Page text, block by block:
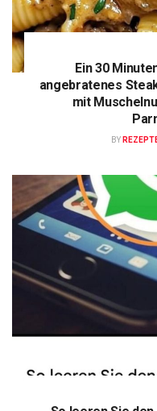
Ein 30
angebratenes
mit
BY